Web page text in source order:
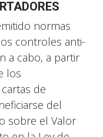
normas
controles anti-
a cabo, a partir
los
de
del
sobre el Valor